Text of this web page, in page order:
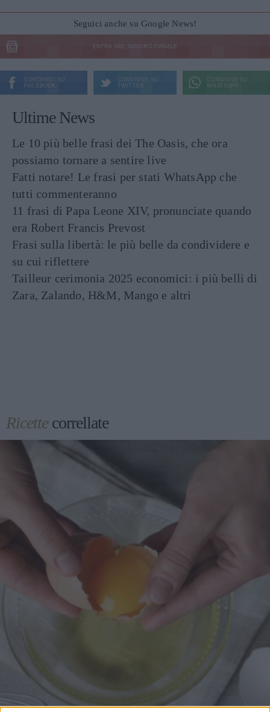
Seguici anche su Google News!
ENTRA NEL NOSTRO CANALE
CONDIVIDI SU
FACEBOOK
CONDIVIDI SU
TWITTER
CONDIVIDI SU
WHATSAPP
Ultime News
Le 10 più belle frasi dei The Oasis, che ora
possiamo tornare a sentire live
Fatti notare! Le frasi per stati WhatsApp che
tutti commenteranno
11 frasi di Papa Leone XIV, pronunciate quando
era Robert Francis Prevost
Frasi sulla libertà: le più belle da condividere e
su cui riflettere
Tailleur cerimonia 2025 economici: i più belli di
Zara, Zalando, H&M, Mango e altri
Ricettecorrellate